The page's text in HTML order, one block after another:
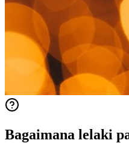
Bagaimana lelaki